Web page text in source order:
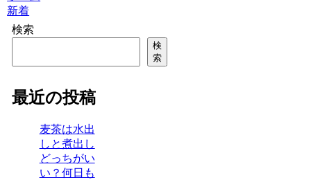
新着
検索
検
索
最近の投稿
麦茶は水出
しと煮出し
どっちがい
い？何日も